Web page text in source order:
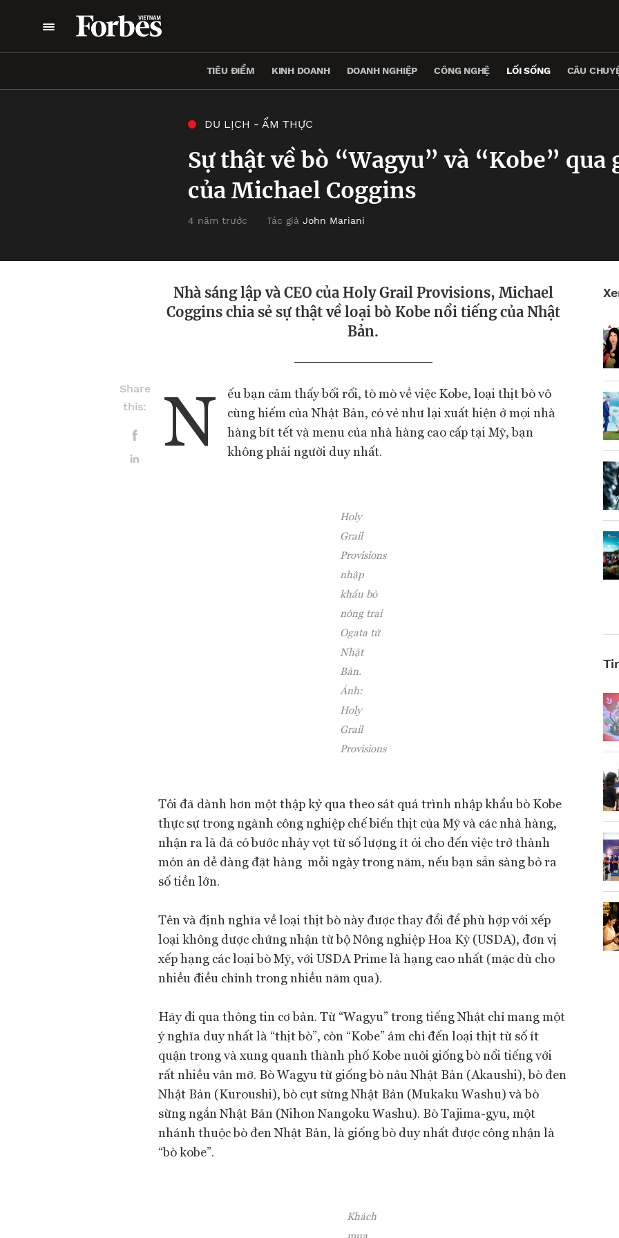
TIÊU ĐIỂM KINH DOANH DOANH NGHIỆP CÔNG NGHỆ LỐI SỐNG CÂU
DU LỊCH - ẨM THỰC
Sự thật về bò “Wagyu” và “Kobe” qua
của Michael Coggins
4 năm trước Tác giả John Mariani
Share
this:
Nhà sáng lập và CEO của Holy Grail Provisions, Michael
Coggins chia sẻ sự thật về loại bò Kobe nổi tiếng của Nhật
Bản.
N
ếu bạn cảm thấy bối rối, tò mò về việc Kobe, loại thịt bò vô
cùng hiếm của Nhật Bản, có vẻ như lại xuất hiện ở mọi nhà
hàng bít tết và menu của nhà hàng cao cấp tại Mỹ, bạn
không phải người duy nhất.
Holy
Grail
Provisions
nhập
khẩu bò
nông trại
Ogata từ
Nhật
Bản.
Ảnh:
Holy
Grail
Provisions
Tôi đã dành hơn một thập kỷ qua theo sát quá trình nhập khẩu bò Kobe
thực sự trong ngành công nghiệp chế biến thịt của Mỹ và các nhà hàng,
nhận ra là đã có bước nhảy vọt từ số lượng ít ỏi cho đến việc trở thành
món ăn dễ dàng đặt hàng mỗi ngày trong năm, nếu bạn sẵn sàng bỏ ra
số tiền lớn.
Tên và định nghĩa về loại thịt bò này được thay đổi để phù hợp với xếp
loại không dược chứng nhận từ bộ Nông nghiệp Hoa Kỳ (USDA), đơn vị
xếp hạng các loại bò Mỹ, với USDA Prime là hạng cao nhất (mặc dù cho
nhiều điều chỉnh trong nhiều năm qua).
Hãy đi qua thông tin cơ bản. Từ “Wagyu” trong tiếng Nhật chỉ mang một
ý nghĩa duy nhất là “thịt bò”, còn “Kobe” ám chỉ đến loại thịt từ số ít
quận trong và xung quanh thành phố Kobe nuôi giống bò nổi tiếng với
rất nhiều vân mỡ. Bò Wagyu từ giống bò nâu Nhật Bản (Akaushi), bò đen
Nhật Bản (Kuroushi), bò cụt sừng Nhật Bản (Mukaku Washu) và bò
sừng ngắn Nhật Bản (Nihon Nangoku Washu). Bò Tajima-gyu, một
nhánh thuộc bò đen Nhật Bản, là giống bò duy nhất được công nhận là
“bò kobe”.
Khách
mua